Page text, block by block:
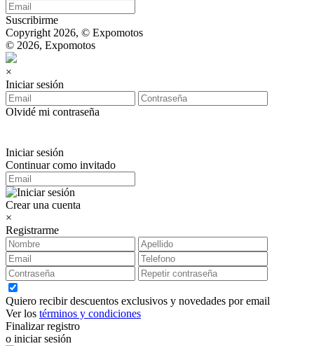
Suscribirme
Copyright 2026, © Expomotos
© 2026, Expomotos
×
Iniciar sesión
Olvidé mi contraseña
Iniciar sesión
Continuar como invitado
Crear una cuenta
×
Registrarme
Quiero recibir descuentos exclusivos y novedades por email
Ver los términos y condiciones
Finalizar registro
o iniciar sesión